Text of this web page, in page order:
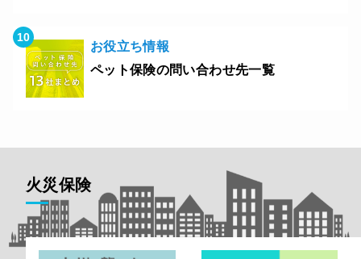
お役立ち情報
ペット保険の問い合わせ先一覧
火災保険